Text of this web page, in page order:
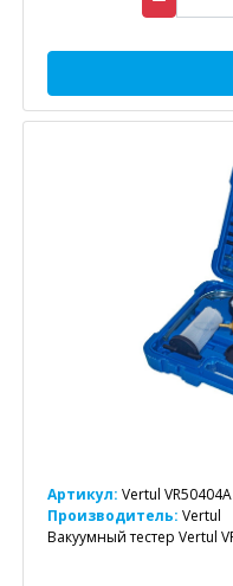
Артикул: Vertul VR50404A
Производитель: Vertul
Вакуумный тестер Vertul